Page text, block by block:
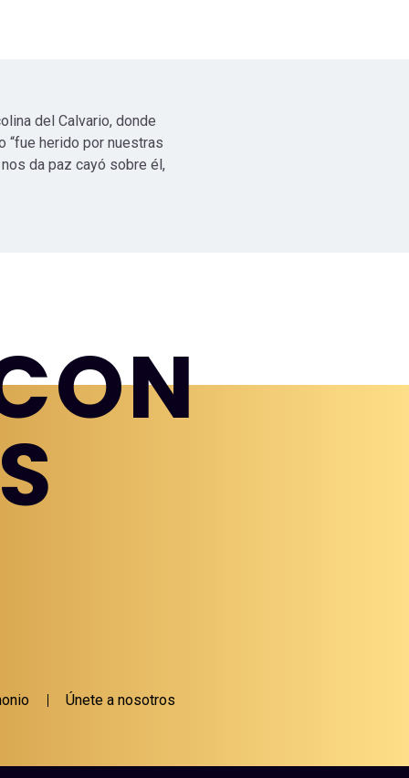
del Calvario, donde
“fue herido por nuestras
da paz cayó sobre él,
Únete a nosotros